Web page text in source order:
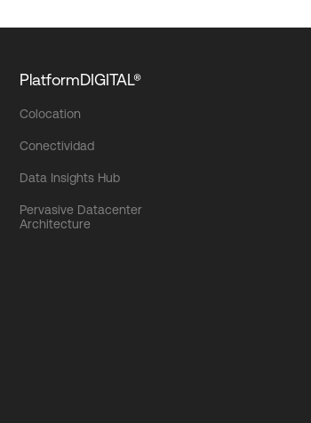
PlatformDIGITAL®
Colocation
Conectividad
Data Insights Hub
Pervasive Datacenter
Architecture